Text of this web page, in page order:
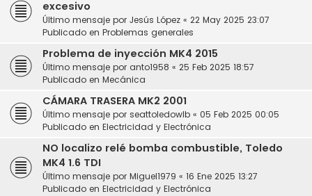
excesivo
Último mensaje por Jesús López « 22 May 2025 23:07
Publicado en Problemas generales
Problema de inyección MK4 2015
Último mensaje por anto1958 « 25 Feb 2025 18:57
Publicado en Mecánica
CÁMARA TRASERA MK2 2001
Último mensaje por seattoledowlb « 05 Feb 2025 00:05
Publicado en Electricidad y Electrónica
NO localizo relé bomba combustible, Toledo
MK4 1.6 TDI
Último mensaje por Miguel1979 « 16 Ene 2025 13:27
Publicado en Electricidad y Electrónica